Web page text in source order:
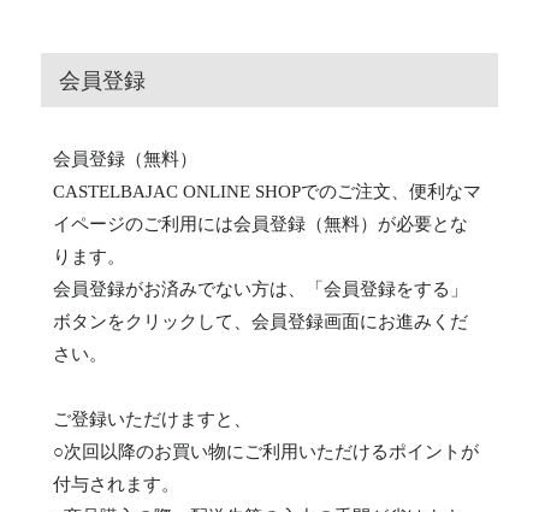
会員登録
会員登録（無料）
CASTELBAJAC ONLINE SHOPでのご注文、便利なマ
イページのご利用には会員登録（無料）が必要とな
ります。
会員登録がお済みでない方は、「会員登録をする」
ボタンをクリックして、会員登録画面にお進みくだ
さい。
ご登録いただけますと、
○次回以降のお買い物にご利用いただけるポイントが
付与されます。